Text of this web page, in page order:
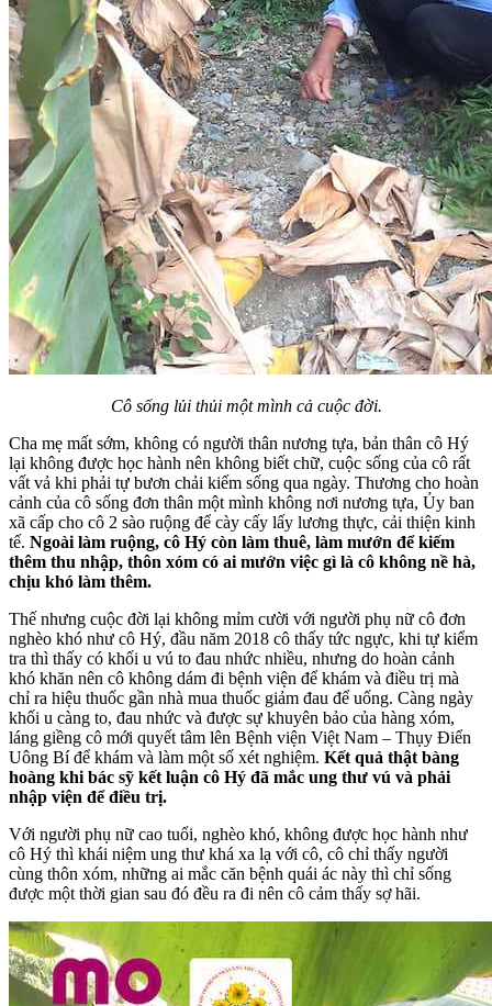
Cô sống lủi thủi một mình cả cuộc đời.
Cha mẹ mất sớm, không có người thân nương tựa, bản thân cô Hý
lại không được học hành nên không biết chữ, cuộc sống của cô rất
vất vả khi phải tự bươn chải kiếm sống qua ngày. Thương cho hoàn
cảnh của cô sống đơn thân một mình không nơi nương tựa, Ủy ban
xã cấp cho cô 2 sào ruộng để cày cấy lấy lương thực, cải thiện kinh
tế. Ngoài làm ruộng, cô Hý còn làm thuê, làm mướn để kiếm
thêm thu nhập, thôn xóm có ai mướn việc gì là cô không nề hà,
chịu khó làm thêm.
Thế nhưng cuộc đời lại không mỉm cười với người phụ nữ cô đơn
nghèo khó như cô Hý, đầu năm 2018 cô thấy tức ngực, khi tự kiểm
tra thì thấy có khối u vú to đau nhức nhiều, nhưng do hoàn cảnh
khó khăn nên cô không dám đi bệnh viện để khám và điều trị mà
chỉ ra hiệu thuốc gần nhà mua thuốc giảm đau để uống. Càng ngày
khối u càng to, đau nhức và được sự khuyên bảo của hàng xóm,
láng giềng cô mới quyết tâm lên Bệnh viện Việt Nam – Thụy Điển
Uông Bí để khám và làm một số xét nghiệm. Kết quả thật bàng
hoàng khi bác sỹ kết luận cô Hý đã mắc ung thư vú và phải
nhập viện để điều trị.
Với người phụ nữ cao tuổi, nghèo khó, không được học hành như
cô Hý thì khái niệm ung thư khá xa lạ với cô, cô chỉ thấy người
cùng thôn xóm, những ai mắc căn bệnh quái ác này thì chỉ sống
được một thời gian sau đó đều ra đi nên cô cảm thấy sợ hãi.